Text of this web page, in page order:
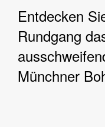
Entdecken
Rundgang
Münchner